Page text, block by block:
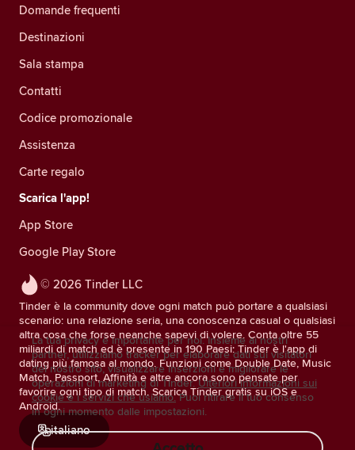
© 2026 Tinder LLC
Tinder è la community dove ogni match può portare a qualsiasi
scenario: una relazione seria, una conoscenza casual o qualsiasi
altra cosa che forse neanche sapevi di volere. Conta oltre 55
miliardi di match ed è presente in 190 Paesi: Tinder è l'app di
dating più famosa al mondo. Funzioni come Double Date, Music
Match, Passport, Affinità e altre ancora sono pensate per
favorire ogni tipo di match. Scarica Tinder gratis su iOS e
Android.
italiano
Domande frequenti
Destinazioni
Sala stampa
Contatti
Codice promozionale
Assistenza
Carte regalo
Scarica l'app!
App Store
Google Play Store
La tua privacy è importante per noi. Insieme ai nostri
partner, utilizziamo tracker per elaborare dati sui visitatori
del nostro sito, visualizzare inserzioni e migliorare le
operazioni di marketing di Tinder. Ulteriori informazioni sui
cookie e i servizi che usiamo. Puoi ritirare il tuo consenso
in ogni momento dalle impostazioni.